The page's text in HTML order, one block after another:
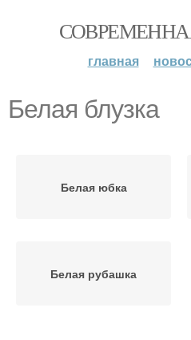
главная
Белая блузка
Белая юбка
Белая рубашка